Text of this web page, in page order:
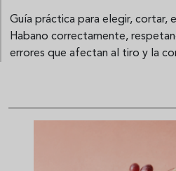
Guía práctica para elegir, cortar,
Habano correctamente,
errores que afectan al tiro y la